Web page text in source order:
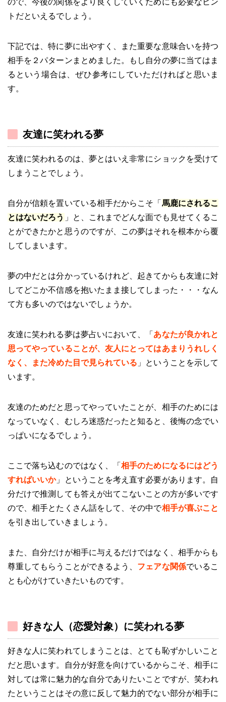
トだといえるでしょう。
下記では、特に夢に出やすく、また重要な意味合いを持つ
相手を２パターンまとめました。もし自分の夢に当てはま
るという場合は、ぜひ参考にしていただければと思いま
す。
友達に笑われる夢
友達に笑われるのは、夢とはいえ非常にショックを受けて
しまうことでしょう。
自分が信頼を置いている相手だからこそ「 馬鹿にされるこ
とはないだろう 」と、これまでどんな面でも見せてくるこ
とができたかと思うのですが、この夢はそれを根本から覆
してしまいます。
夢の中だとは分かっているけれど、起きてからも友達に対
してどこか不信感を抱いたまま接してしまった・・・なん
て方も多いのではないでしょうか。
友達に笑われる夢は夢占いにおいて、「 あなたが良かれと
思ってやっていることが、友人にとってはあまりうれしく
なく、また冷めた目で見られている 」ということを示して
います。
友達のためだと思ってやっていたことが、相手のためには
なっていなく、むしろ迷惑だったと知ると、後悔の念でい
っぱいになるでしょう。
ここで落ち込むのではなく、「相手のためになるにはどう
すればいいか」ということを考え直す必要があります。自
分だけで推測しても答えが出てこないことの方が多いです
ので、相手とたくさん話をして、その中で相手が喜ぶこと
を引き出していきましょう。
また、自分だけが相手に与えるだけではなく、相手からも
尊重してもらうことができるよう、 フェアな関係でいるこ
とも心がけていきたいものです。
好きな人（恋愛対象）に笑われる夢
好きな人に笑われてしまうことは、とても恥ずかしいこと
だと思います。自分が好意を向けているからこそ、相手に
対しては常に魅力的な自分でありたいことですが、笑われ
たということはその意に反して魅力的でない部分が相手に